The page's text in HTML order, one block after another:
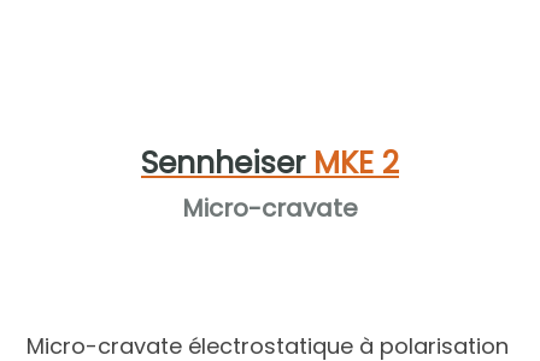
SennheiserMKE 2
Micro-cravate
Micro-cravate électrostatique à polarisation